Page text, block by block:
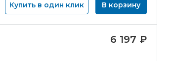
Купить в один клик В корзину
6 197 ₽